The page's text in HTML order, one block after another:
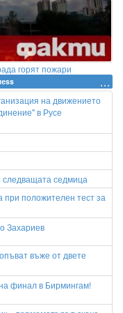
горят пожари
на движението
в Русе
следващата седмица
при положителен тест за
Захариев
въже от двете
финал в Бирмингам!